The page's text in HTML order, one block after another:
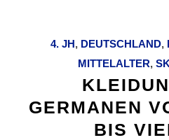
4. JH, DEUTSCHLAND,
MITTELALTER,
GERMANEN
BIS